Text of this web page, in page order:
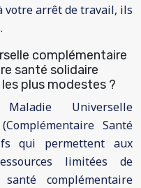
votre arrêt de travail, ils
complémentaire
santé solidaire
plus modestes ?
Universelle
Santé
qui permettent aux
limitées de
complémentaire